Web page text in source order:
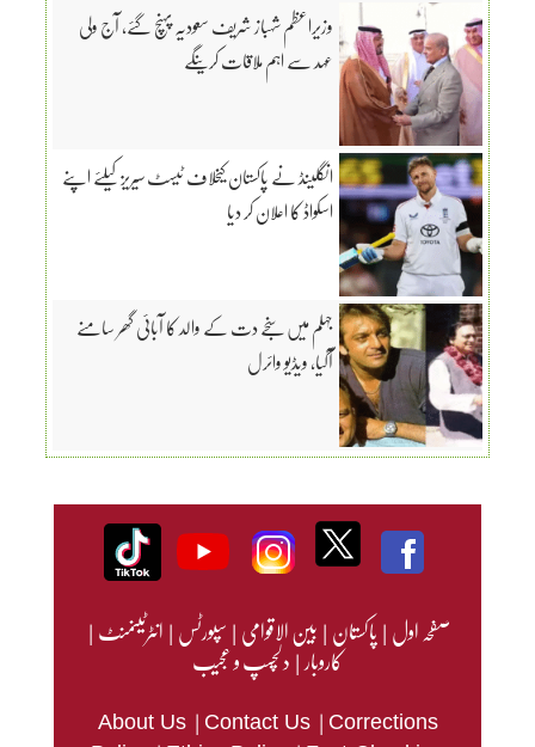
وزیراعظم شہباز شریف سعودیہ پہنچ گئے، آج ولی
عہد سے اہم ملاقات کرینگے
انگلینڈ نے پاکستان کیخلاف ٹیسٹ سیریز کیلئے اپنے
اسکواڈ کا اعلان کر دیا
جہلم میں سنجے دت کے والد کا آبائی گھر سامنے
آگیا، ویڈیو وائرل
صفحہ اول|پاکستان|بین الاقوامی|سپورٹس|انٹرٹینمنٹ|
کاروبار|دلچسپ و عجیب
About Us | Contact Us | Corrections